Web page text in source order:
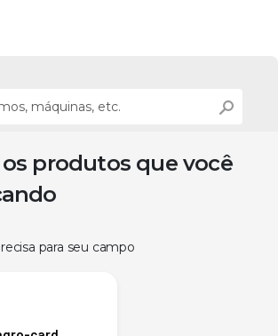
produtos que você
para seu campo